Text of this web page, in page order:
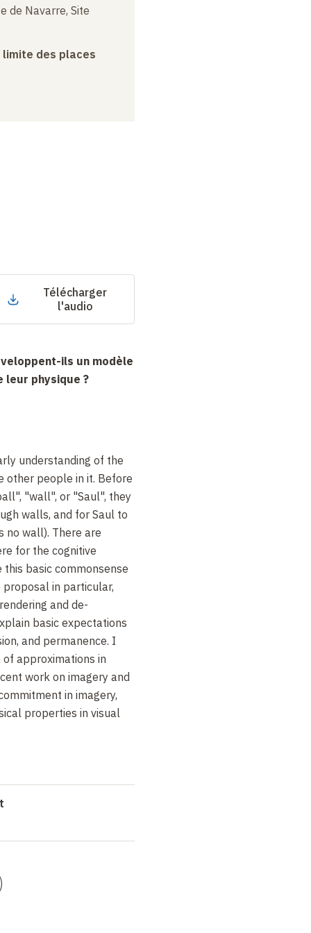
de Navarre, Site
limite des places
Télécharger
l'audio
ils un modèle
leur physique ?
understanding of the
other people in it. Before
"wall", or "Saul", they
walls, and for Saul to
no wall). There are
for the cognitive
basic commonsense
in particular,
and de-
basic expectations
and permanence. I
approximations in
work on imagery and
in imagery,
properties in visual